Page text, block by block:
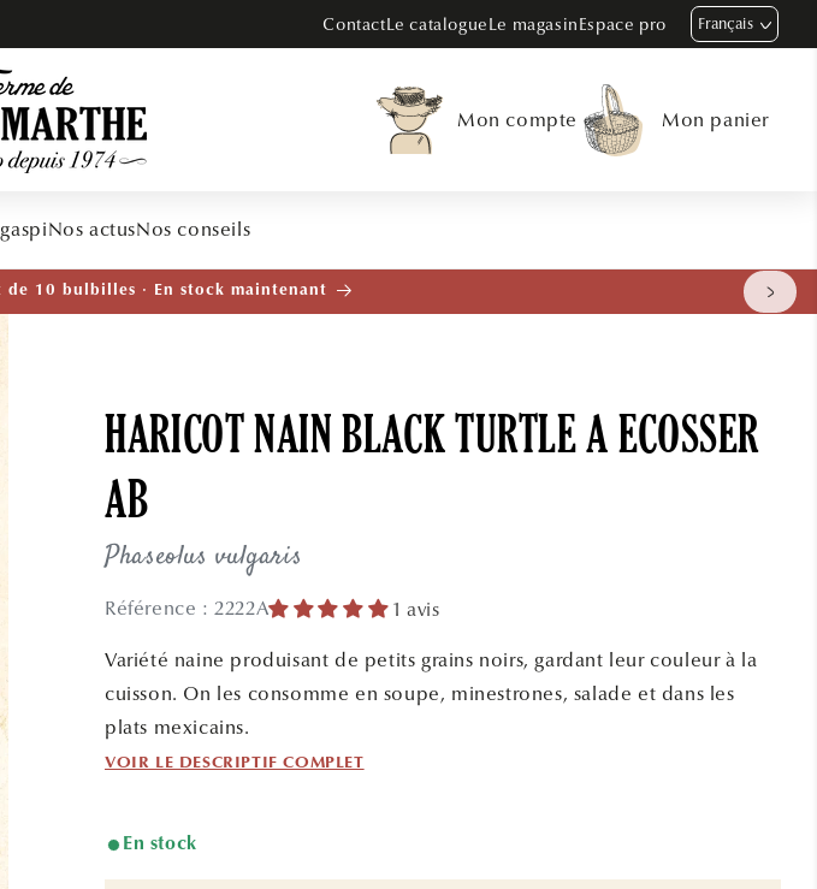
ContactLe catalogueLe magasinEspace pro Français
Mon compte Mon panier
Nos actusNos conseils
de 10 bulbilles · En stock maintenant
HARICOT NAIN BLACK TURTLE A ECOSSER
AB
Phaseolus vulgaris
Référence : 2222A 1 avis
Variété naine produisant de petits grains noirs, gardant leur couleur à la
cuisson. On les consomme en soupe, minestrones, salade et dans les
plats mexicains.
VOIR LE DESCRIPTIF COMPLET
En stock